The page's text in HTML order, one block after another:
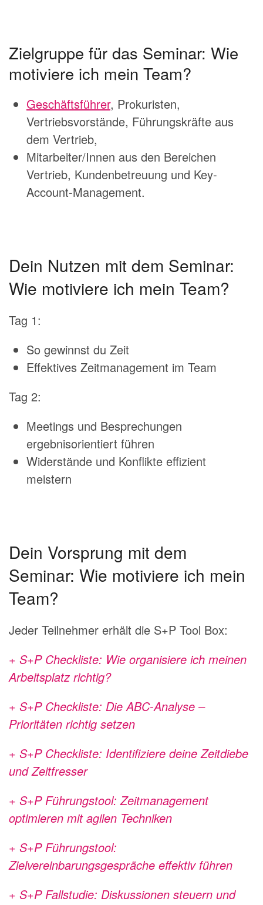
Zielgruppe für das Seminar: Wie
motiviere ich mein Team?
Geschäftsführer, Prokuristen,
Vertriebsvorstände, Führungskräfte aus
dem Vertrieb,
Mitarbeiter/Innen aus den Bereichen
Vertrieb, Kundenbetreuung und Key-
Account-Management.
Dein Nutzen mit dem Seminar:
Wie motiviere ich mein Team?
Tag 1:
So gewinnst du Zeit
Effektives Zeitmanagement im Team
Tag 2:
Meetings und Besprechungen
ergebnisorientiert führen
Widerstände und Konflikte effizient
meistern
Dein Vorsprung mit dem
Seminar: Wie motiviere ich mein
Team?
Jeder Teilnehmer erhält die S+P Tool Box:
+ S+P Checkliste: Wie organisiere ich meinen
Arbeitsplatz richtig?
+ S+P Checkliste: Die ABC-Analyse –
Prioritäten richtig setzen
+ S+P Checkliste: Identifiziere deine Zeitdiebe
und Zeitfresser
+ S+P Führungstool: Zeitmanagement
optimieren mit agilen Techniken
+ S+P Führungstool:
Zielvereinbarungsgespräche effektiv führen
+ S+P Fallstudie: Diskussionen steuern und